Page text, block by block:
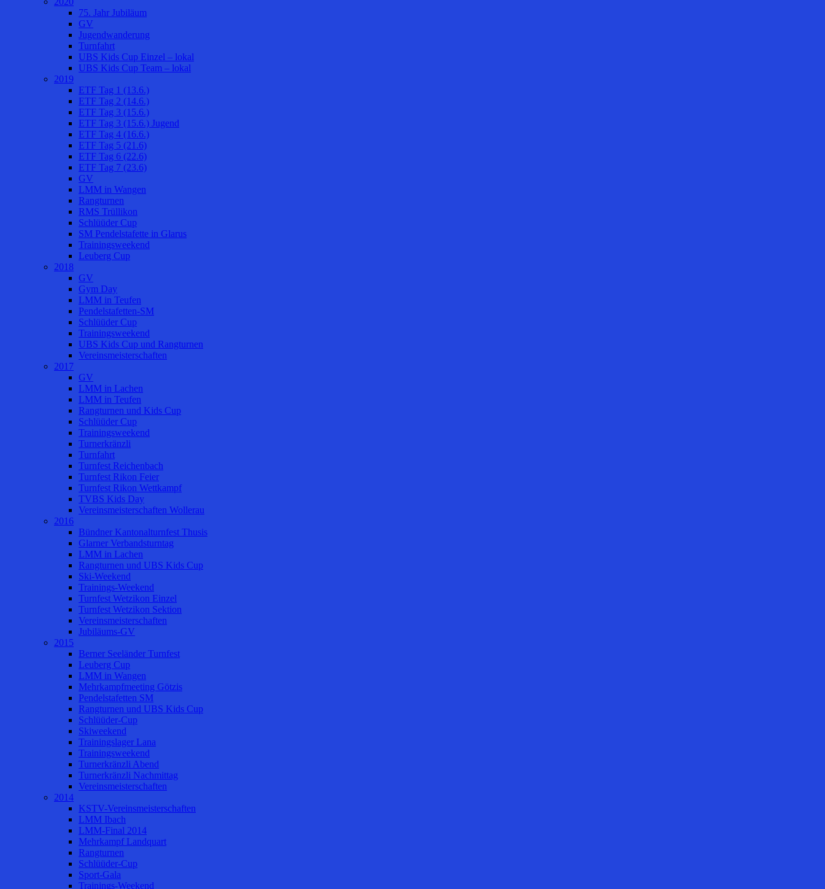
75. Jahr Jubiläum
GV
Jugendwanderung
Turnfahrt
UBS Kids Cup Einzel – lokal
UBS Kids Cup Team – lokal
2019
ETF Tag 1 (13.6.)
ETF Tag 2 (14.6.)
ETF Tag 3 (15.6.)
ETF Tag 3 (15.6.) Jugend
ETF Tag 4 (16.6.)
ETF Tag 5 (21.6)
ETF Tag 6 (22.6)
ETF Tag 7 (23.6)
GV
LMM in Wangen
Rangturnen
RMS Trüllikon
Schlüüder Cup
SM Pendelstafette in Glarus
Trainingsweekend
Leuberg Cup
2018
GV
Gym Day
LMM in Teufen
Pendelstafetten-SM
Schlüüder Cup
Trainingsweekend
UBS Kids Cup und Rangturnen
Vereinsmeisterschaften
2017
GV
LMM in Lachen
LMM in Teufen
Rangturnen und Kids Cup
Schlüüder Cup
Trainingsweekend
Turnerkränzli
Turnfahrt
Turnfest Reichenbach
Turnfest Rikon Feier
Turnfest Rikon Wettkampf
TVBS Kids Day
Vereinsmeisterschaften Wollerau
2016
Bündner Kantonalturnfest Thusis
Glarner Verbandsturntag
LMM in Lachen
Rangturnen und UBS Kids Cup
Ski-Weekend
Trainings-Weekend
Turnfest Wetzikon Einzel
Turnfest Wetzikon Sektion
Vereinsmeisterschaften
Jubiläums-GV
2015
Berner Seeländer Turnfest
Leuberg Cup
LMM in Wangen
Mehrkampfmeeting Götzis
Pendelstafetten SM
Rangturnen und UBS Kids Cup
Schlüüder-Cup
Skiweekend
Trainingslager Lana
Trainingsweekend
Turnerkränzli Abend
Turnerkränzli Nachmittag
Vereinsmeisterschaften
2014
KSTV-Vereinsmeisterschaften
LMM Ibach
LMM-Final 2014
Mehrkampf Landquart
Rangturnen
Schlüüder-Cup
Sport-Gala
Trainings-Weekend